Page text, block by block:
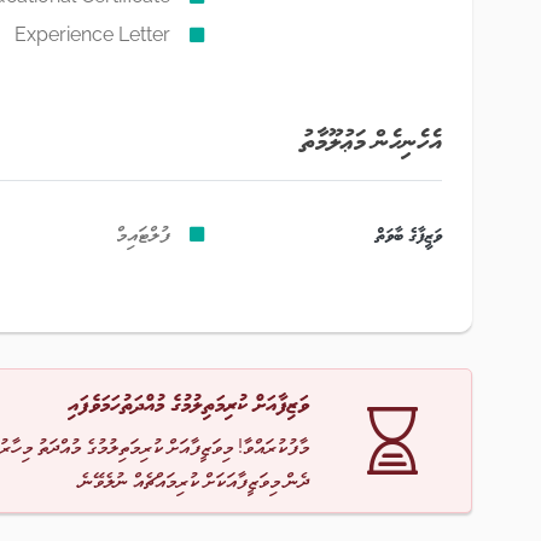
Experience Letter
އެހެނިހެން މަޢުލޫމާތު
ވަޒީފާގެ ބާވަތް ފުލްޓައިމް
ވަޒިފާއަށް ކުރިމަތިލުމުގެ މުއްދަތުހަމަވެފައި
މާފުކުރައްވާ! މިވަޒީފާއަށް ކުރިމަތިލުމުގެ މުއްދަތު
ދެން މިވަޒީފާއަކަށް ކުރިމައްޗެއް ނުލެވޭނެ.